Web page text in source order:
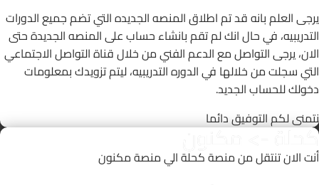
يرجى العلم بانه قد تم اطلاق المنصه الجديده التي تضم جميع الدورات
التدريبيه، في حال انك لم تقم بانشاء حساب على المنصه الجديدة حتى
الان، يرجى التواصل مع الدعم الفني من خلال قناة التواصل الاجتماعي
التي سجلت من خلالها في الدوره التدريبيه، ليتم تزويدك بمعلومات
دخولك للحساب الجديد.
نتمنى لكم التوفيق دائما
كحلة -> مكنون
أنت الان تنتقل من منصة كحلة الي منصة مكنون